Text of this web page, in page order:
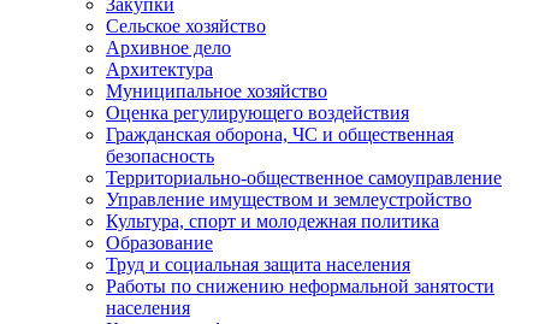
Закупки
Сельское хозяйство
Архивное дело
Архитектура
Муниципальное хозяйство
Оценка регулирующего воздействия
Гражданская оборона, ЧС и общественная
безопасность
Территориально-общественное самоуправление
Управление имуществом и землеустройство
Культура, спорт и молодежная политика
Образование
Труд и социальная защита населения
Работы по снижению неформальной занятости
населения